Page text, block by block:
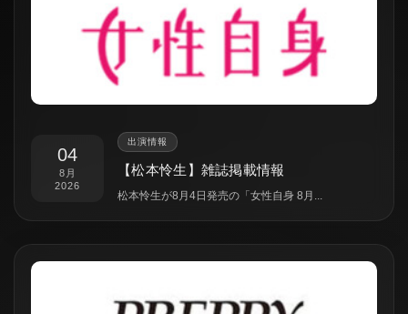
04
8月
2026
出演情報
【松本怜生】雑誌掲載情報
松本怜生が8月4日発売の「女性自身 8月...